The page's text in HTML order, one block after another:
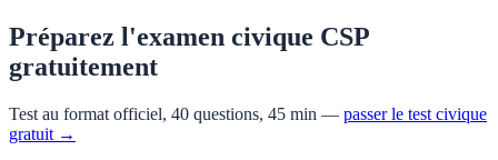
Préparez l'examen civique CSP
gratuitement
Test au format officiel, 40 questions, 45 min — passer le test civique
gratuit →